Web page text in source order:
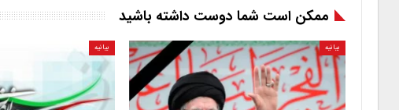
ممکن است شما دوست داشته باشید
بیانیه بیانیه